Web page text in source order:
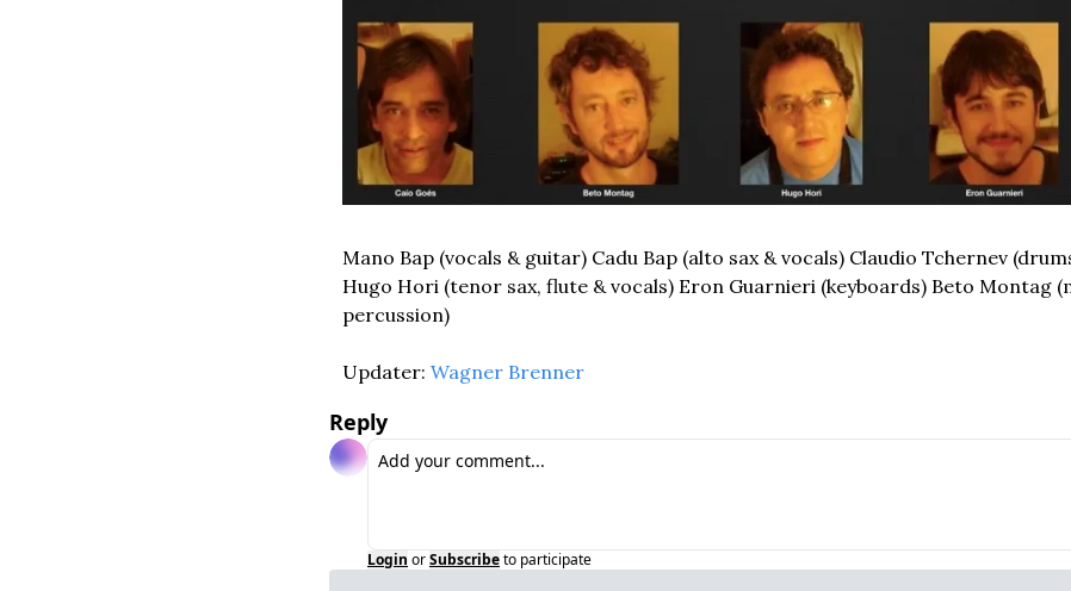
Mano Bap (vocals & guitar) Cadu Bap (alto sax & vocals) Claudio Tchernev
Hugo Hori (tenor sax, flute & vocals) Eron Guarnieri (keyboards) Beto Montag
percussion)
Updater: Wagner Brenner
Reply
Login orSubscribeto participate